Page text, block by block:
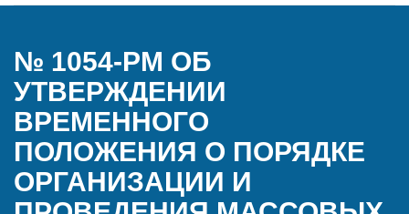
№ 1054-РМ ОБ
УТВЕРЖДЕНИИ
ВРЕМЕННОГО
ПОЛОЖЕНИЯ О ПОРЯДКЕ
ОРГАНИЗАЦИИ И